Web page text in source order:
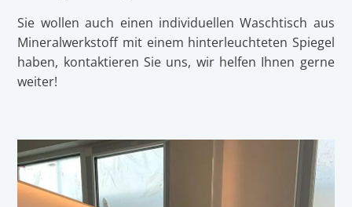
Sie wollen auch einen individuellen Waschtisch aus
Mineralwerkstoff mit einem hinterleuchteten Spiegel
haben, kontaktieren Sie uns, wir helfen Ihnen gerne
weiter!